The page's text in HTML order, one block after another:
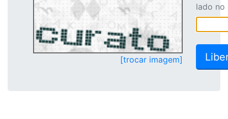
[trocar imagem]
lado no